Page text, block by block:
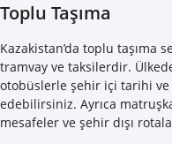
Toplu Taşıma
Kazakistan’da toplu taşıma
tramvay ve taksilerdir.
otobüslerle şehir içi tarihi
edebilirsiniz. Ayrıca
mesafeler ve şehir dışı